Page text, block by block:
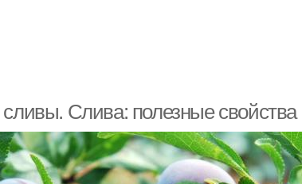
Слива: полезные свойства